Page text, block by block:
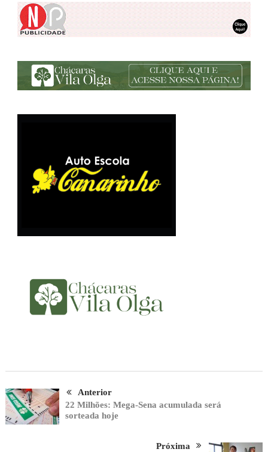
Anterior
22 Milhões: Mega-Sena acumulada será
sorteada hoje
Próxima